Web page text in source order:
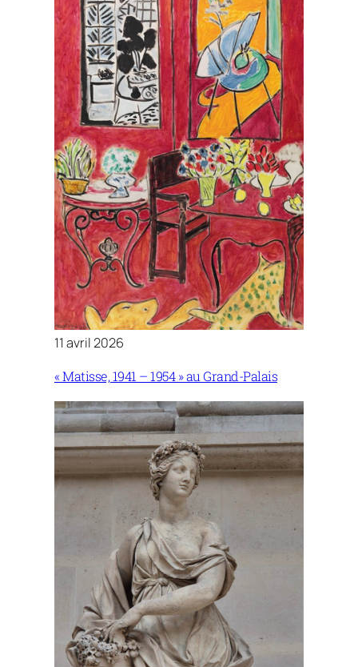
11 avril 2026
« Matisse, 1941 – 1954 » au Grand-Palais